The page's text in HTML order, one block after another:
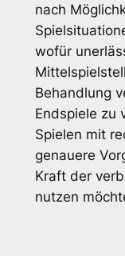
nach
wofür
Behandlung
Endspiele zu
Spielen mit
genauere
Kraft der
nutzen